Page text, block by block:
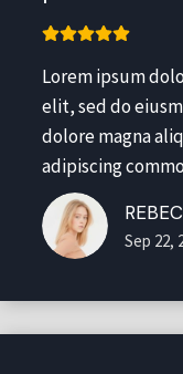
Lorem ipsum
elit, sed do
dolore magna
adipiscing
Sep 22,